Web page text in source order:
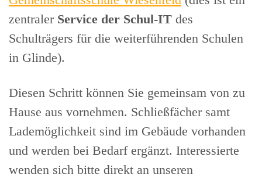
zentraler Service der Schul-IT des
Schulträgers für die weiterführenden Schulen
in Glinde).
Diesen Schritt können Sie gemeinsam von zu
Hause aus vornehmen. Schließfächer samt
Lademöglichkeit sind im Gebäude vorhanden
und werden bei Bedarf ergänzt. Interessierte
wenden sich bitte direkt an unseren